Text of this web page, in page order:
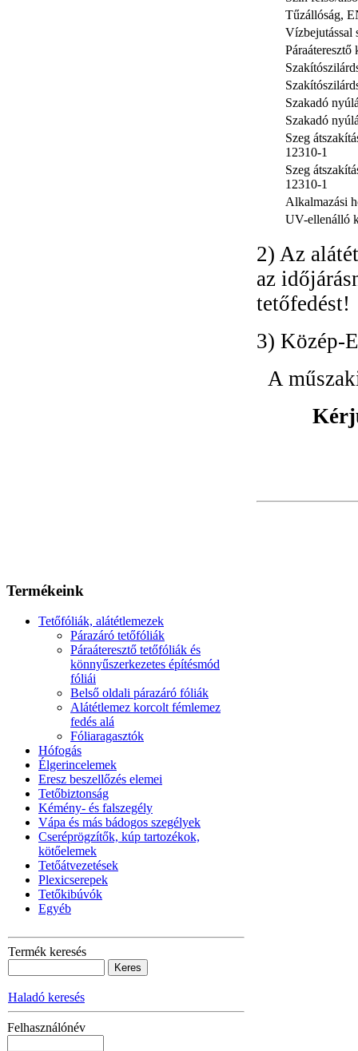
Tűzállóság,
Vízbejutással
Szakadó
Szakadó
Szeg
12310-1
Szeg
12310-1
Alkalmazási
UV-ellenálló
2) Az
az
tetőfedést!
3) Közép-
A
Termékeink
Tetőfóliák, alátétlemezek
Párazáró tetőfóliák
Páraáteresztő tetőfóliák és
könnyűszerkezetes építésmód
fóliái
Belső oldali párazáró fóliák
Alátétlemez korcolt fémlemez
fedés alá
Fóliaragasztók
Hófogás
Élgerincelemek
Eresz beszellőzés elemei
Tetőbiztonság
Kémény- és falszegély
Vápa és más bádogos szegélyek
Cseréprögzítők, kúp tartozékok,
kötőelemek
Tetőátvezetések
Plexicserepek
Tetőkibúvók
Egyéb
Termék keresés
Haladó keresés
Felhasználónév